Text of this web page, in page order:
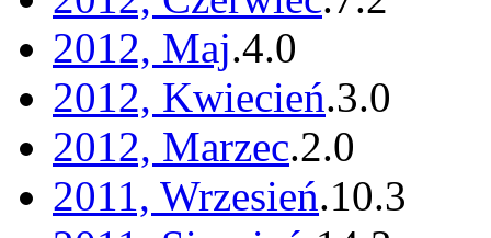
2012, Maj.4.0
2012, Kwiecień.3.0
2012, Marzec.2.0
2011, Wrzesień.10.3